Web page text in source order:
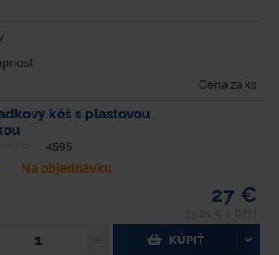
Cena za ks
kôš s plastovou
4595
Na objednávku
27 €
KÚPIŤ